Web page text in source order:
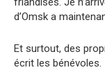
d’Omsk a
Et surtout, des
écrit les bénévoles.